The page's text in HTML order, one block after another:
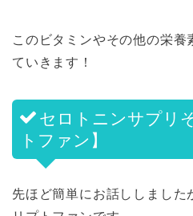
このビタミンやその他の栄養
ていきます！
セロトニンサプリ
トファン】
先ほど簡単にお話ししました